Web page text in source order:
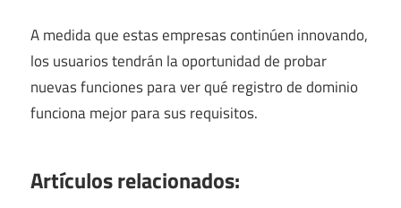
A medida que estas empresas continúen innovando,
los usuarios tendrán la oportunidad de probar
nuevas funciones para ver qué registro de dominio
funciona mejor para sus requisitos.
Artículos relacionados: